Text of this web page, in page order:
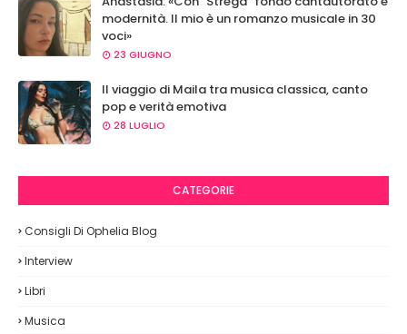
modernità. Il mio è un romanzo musicale in 30
voci»
23 GIUGNO
Il viaggio di Maila tra musica classica, canto
pop e verità emotiva
28 LUGLIO
CATEGORIE
Consigli Di Ophelia Blog
Interview
Libri
Musica